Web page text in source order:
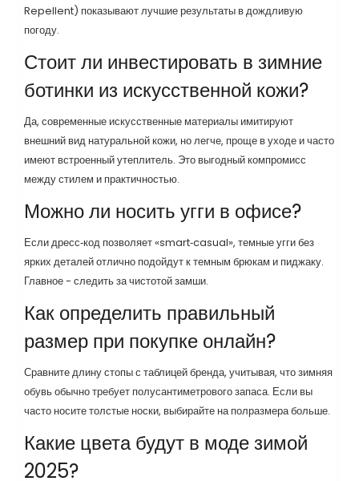
Repellent) показывают лучшие результаты в дождливую
погоду.
Стоит ли инвестировать в зимние
ботинки из искусственной кожи?
Да, современные искусственные материалы имитируют
внешний вид натуральной кожи, но легче, проще в уходе и часто
имеют встроенный утеплитель. Это выгодный компромисс
между стилем и практичностью.
Можно ли носить угги в офисе?
Если дресс‑код позволяет «smart‑casual», темные угги без
ярких деталей отлично подойдут к темным брюкам и пиджаку.
Главное - следить за чистотой замши.
Как определить правильный
размер при покупке онлайн?
Сравните длину стопы с таблицей бренда, учитывая, что зимняя
обувь обычно требует полусантиметрового запаса. Если вы
часто носите толстые носки, выбирайте на полразмера больше.
Какие цвета будут в моде зимой
2025?